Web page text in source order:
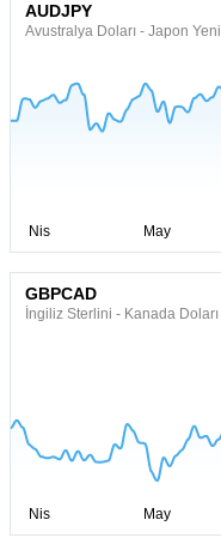
AUDJPY
Avustralya Doları - Japon Yeni
GBPCAD
İngiliz Sterlini - Kanada Doları